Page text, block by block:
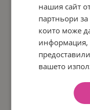
нашия сайт
партньори
които може
информация,
вашето